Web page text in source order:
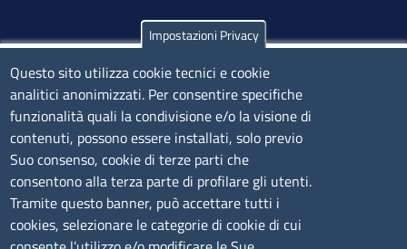
Olbia
Via Nanni 43 - 07026 Olbia
Tel. 0789 66122 | 0789 69580
mail:ufficio.olbia@ss.camcom.it
lunedì al venerdì: 9,00 - 12,00; lunedì pomeriggio: 16,00
- 17,00
CONTATTI
Impostazioni Privacy
Questo sito utilizza cookie tecnici e cookie
analitici anonimizzati. Per consentire specifiche
funzionalità quali la condivisione e/o la visione di
contenuti, possono essere installati, solo previo
Suo consenso, cookie di terze parti che
consentono alla terza parte di profilare gli utenti.
Tramite questo banner, può accettare tutti i
cookies, selezionare le categorie di cookie di cui